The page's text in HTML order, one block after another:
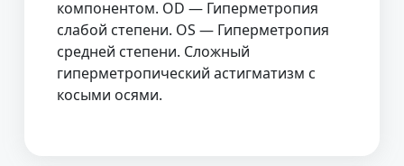
компонентом. OD — Гиперметропия
слабой степени. OS — Гиперметропия
средней степени. Сложный
гиперметропический астигматизм с
косыми осями.